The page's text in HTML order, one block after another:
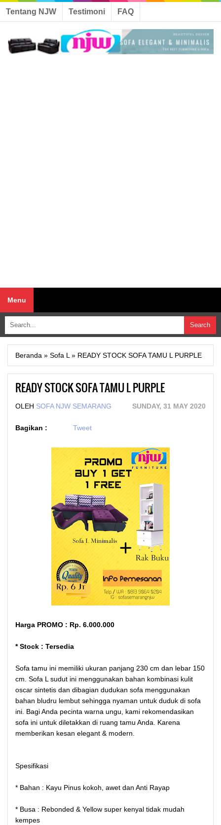
Tentang NJW Testimoni FAQ
Menu
Beranda » Sofa L » READY STOCK SOFA TAMU L PURPLE
READY STOCK SOFA TAMU L PURPLE
OLEH SOFA NJW SEMARANG SUNDAY, 31 MAY 2020
Bagikan : Tweet
Harga PROMO : Rp. 6.000.000
* Stock : Tersedia
Sofa tamu ini memiliki ukuran panjang 230 cm dan lebar 150
cm. Sofa L sudut ini menggunakan bahan kombinasi kulit
oscar sintetis dan dibagian dudukan sofa menggunakan
bahan bludru lembut sehingga nyaman untuk duduk di sofa
ini. Bagi Anda pecinta warna ungu, kami rekomendasikan
sofa ini untuk diletakkan di ruang tamu Anda. Karena
memberikan kesan elegant & modern.
Spesifikasi
* Bahan : Kayu Pinus kokoh, awet dan Anti Rayap
* Busa : Rebonded & Yellow super kenyal tidak mudah
kempes